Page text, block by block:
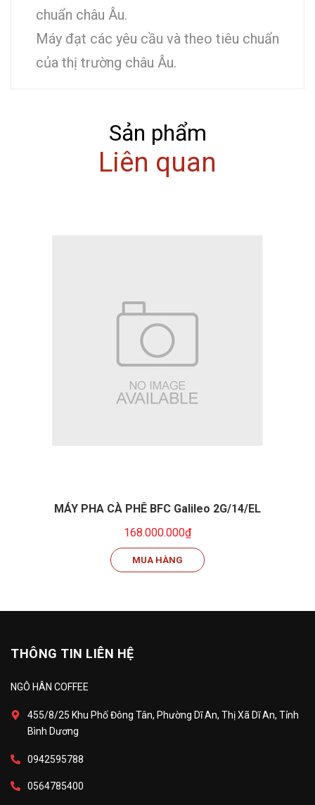
chuẩn châu Âu.
Máy đạt các yêu cầu và theo tiêu chuẩn
của thị trường châu Âu.
Sản phẩm
Liên quan
MÁY PHA CÀ PHÊ BFC Galileo 2G/14/EL
168.000.000₫
MUA HÀNG
THÔNG TIN LIÊN HỆ
NGÔ HÂN COFFEE
455/8/25 Khu Phố Đông Tân, Phường Dĩ An, Thị Xã Dĩ An, Tỉnh
Bình Dương
0942595788
0564785400